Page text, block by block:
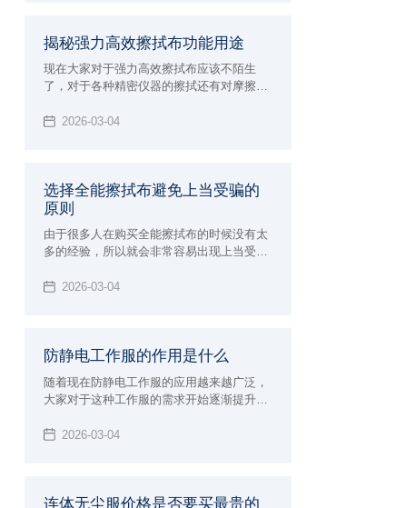
个行业当中发展才会更有竞争优势，由于现
家必须要保证生产质量，才能够让自己未来
的发展得到促进。
揭秘强力高效擦拭布功能用途
现在大家对于强力高效擦拭布应该不陌生
了，对于各种精密仪器的擦拭还有对摩擦力
的擦拭布，因为不会造成任何磨损和划痕，
2026-03-04
选择全能擦拭布避免上当受骗的
原则
由于很多人在购买全能擦拭布的时候没有太
多的经验，所以就会非常容易出现上当受骗
家越来越多，各种不同品牌也开始层出不
大家全面的介绍一下，进行购买全能擦拭布
重要的原则和标准呢。
2026-03-04
防静电工作服的作用是什么
随着现在防静电工作服的应用越来越广泛，
大家对于这种工作服的需求开始逐渐提升，
的就是为了能够带来更好的防静电效果，例
2026-03-04
连体无尘服价格是否要买最贵的